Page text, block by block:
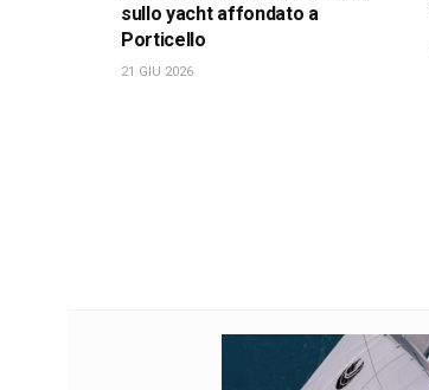
sullo yacht affondato a
Porticello
21 GIU 2026